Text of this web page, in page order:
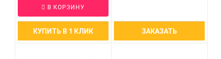
В КОРЗИНУ
КУПИТЬ В 1 КЛИК ЗАКАЗАТЬ